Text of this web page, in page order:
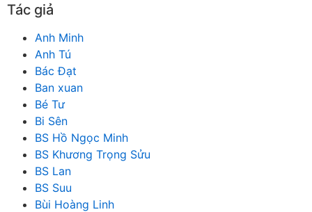
Tác giả
Anh Minh
Anh Tú
Bác Đạt
Ban xuan
Bé Tư
Bi Sên
BS Hồ Ngọc Minh
BS Khương Trọng Sửu
BS Lan
BS Suu
Bùi Hoàng Linh